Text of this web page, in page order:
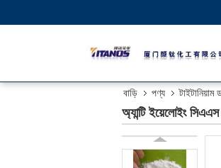
বাড়ি পণ্য
অ্যান্টি ইয়েলোইং